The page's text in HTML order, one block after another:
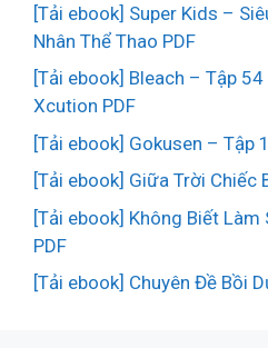
[Tải ebook] Super Kids –
Nhân Thể Thao PDF
[Tải ebook] Bleach – Tập
Xcution PDF
[Tải ebook] Gokusen – Tập
[Tải ebook] Giữa Trời Chiếc
[Tải ebook] Không Biết
PDF
[Tải ebook] Chuyên Đề Bồi